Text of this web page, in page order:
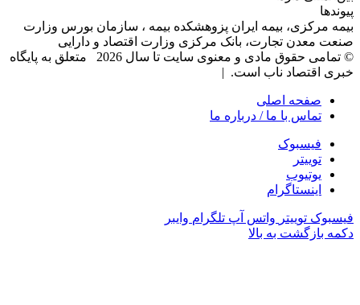
پیوندها
بیمه مرکزی، بیمه ایران پزوهشکده بیمه ، سازمان بورس وزارت
صنعت معدن تجارت، بانک مرکزی وزارت اقتصاد و دارایی
© تمامی حقوق مادی و معنوی سایت تا سال 2026 متعلق به پایگاه
خبری اقتصاد ناب است. |
صفحه اصلی
تماس با ما / درباره ما
فیسبوک
توییتر
یوتیوب
اینستاگرام
فیسبوک توییتر واتس آپ تلگرام وایبر
دکمه بازگشت به بالا